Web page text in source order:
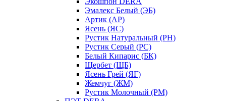
Эмалекс Белый (ЭБ)
Артик (АР)
Ясень (ЯС)
Рустик Натуральный (РН)
Рустик Серый (РС)
Белый Кипарис (БК)
Щербет (ЩБ)
Ясень Грей (ЯГ)
Жемчуг (ЖМ)
Рустик Молочный (РМ)